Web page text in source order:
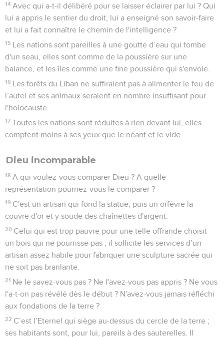
14 Avec qui a-t-il délibéré pour se laisser éclairer par lui ? Qui
lui a appris le sentier du droit, lui a enseigné son savoir-faire
et lui a fait connaître le chemin de l'intelligence ?
15 Les nations sont pareilles à une goutte d’eau qui tombe
d'un seau, elles sont comme de la poussière sur une
balance, et les îles comme une fine poussière qui s'envole.
16 Les forêts du Liban ne suffiraient pas à alimenter le feu de
l’autel et ses animaux seraient en nombre insuffisant pour
l'holocauste.
17 Toutes les nations sont réduites à rien devant lui, elles
comptent moins à ses yeux que le néant et le vide.
Dieu incomparable
18 A qui voulez-vous comparer Dieu ? A quelle
représentation pourriez-vous le comparer ?
19 C'est un artisan qui fond la statue, puis un orfèvre la
couvre d'or et y soude des chaînettes d'argent.
20 Celui qui est trop pauvre pour une telle offrande choisit
un bois qui ne pourrisse pas ; il sollicite les services d’un
artisan assez habile pour fabriquer une sculpture sacrée qui
ne soit pas branlante.
21 Ne le savez-vous pas ? Ne l'avez-vous pas appris ? Ne vous
l'a-t-on pas révélé dès le début ? N'avez-vous jamais réfléchi
aux fondations de la terre ?
22 C’est l’Eternel qui siège au-dessus du cercle de la terre ;
ses habitants sont, pour lui, pareils à des sauterelles. Il